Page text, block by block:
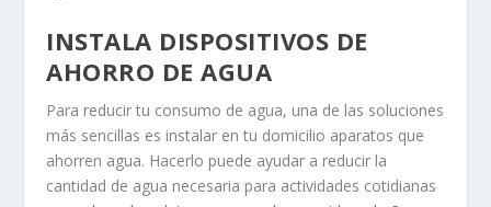
INSTALA DISPOSITIVOS DE
AHORRO DE AGUA
Para reducir tu consumo de agua, una de las soluciones
más sencillas es instalar en tu domicilio aparatos que
ahorren agua. Hacerlo puede ayudar a reducir la
cantidad de agua necesaria para actividades cotidianas